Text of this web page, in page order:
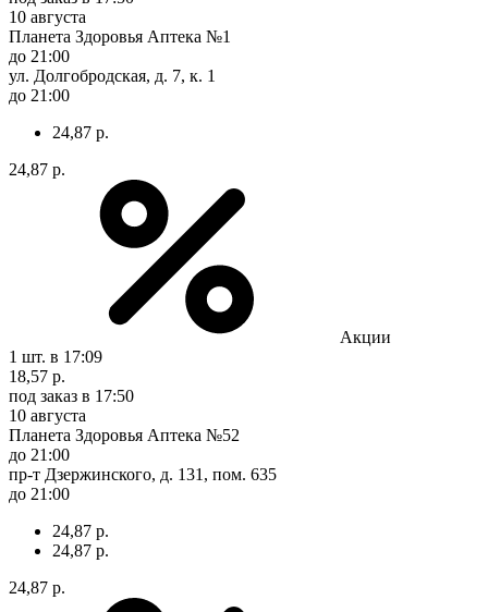
10 августа
Планета Здоровья Аптека №1
до 21:00
ул. Долгобродская, д. 7, к. 1
до 21:00
24,87 р.
24,87 р.
Акции
1 шт. в 17:09
18,57 р.
под заказ в 17:50
10 августа
Планета Здоровья Аптека №52
до 21:00
пр-т Дзержинского, д. 131, пом. 635
до 21:00
24,87 р.
24,87 р.
24,87 р.